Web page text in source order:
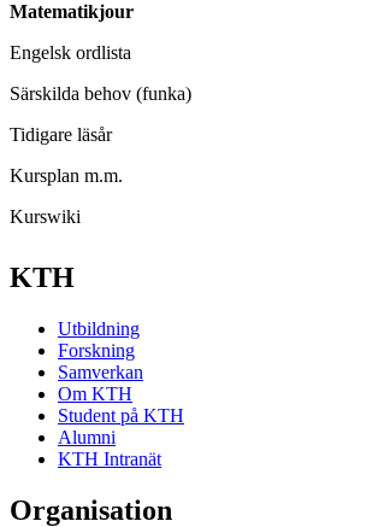
Matematikjour
Engelsk ordlista
Särskilda behov (funka)
Tidigare läsår
Kursplan m.m.
Kurswiki
KTH
Utbildning
Forskning
Samverkan
Om KTH
Student på KTH
Alumni
KTH Intranät
Organisation